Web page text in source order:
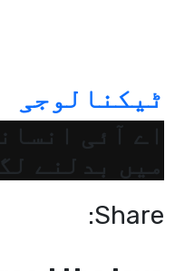
ٹیکنالوجی
اے آئی
میں بدلنے
Share: